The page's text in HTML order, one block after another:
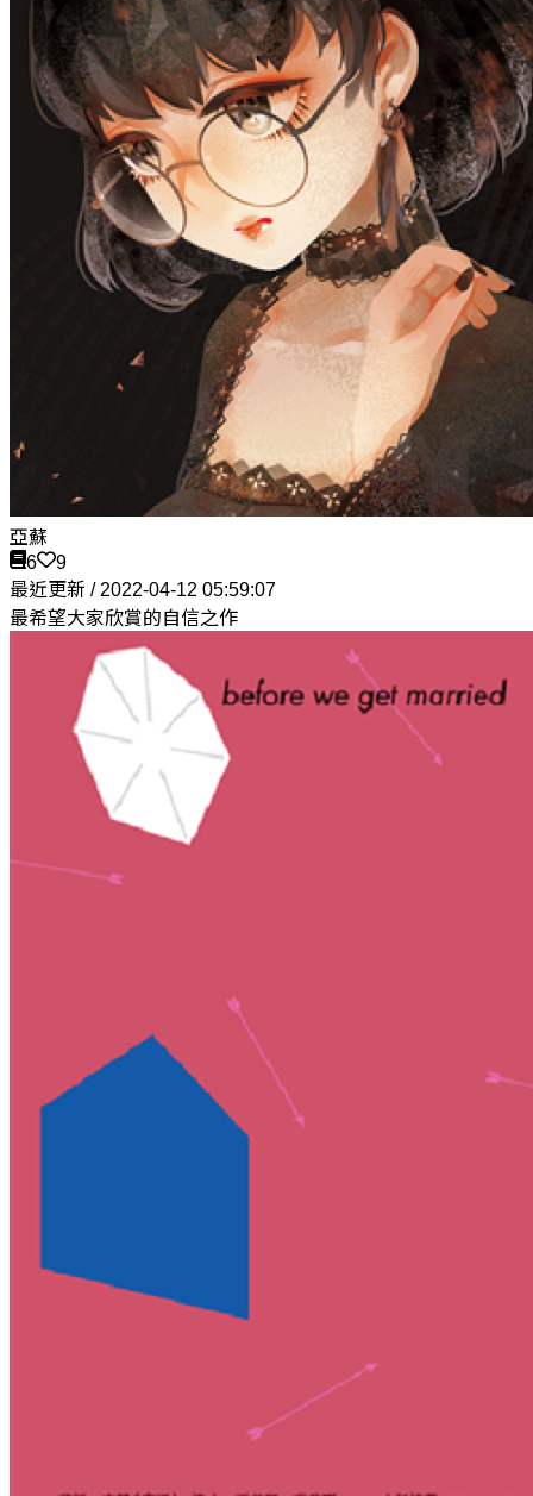
亞蘇
6
9
最近更新 / 2022-04-12 05:59:07
最希望大家欣賞的自信之作